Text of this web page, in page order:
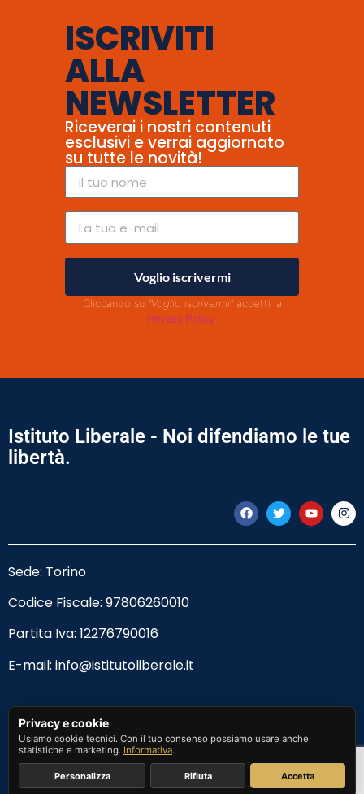
ISCRIVITI
ALLA
NEWSLETTER
Riceverai i nostri contenuti
esclusivi e verrai aggiornato
su tutte le novità!
Voglio iscrivermi
Cliccando su "Voglio iscrivermi"accetti la
Privacy Policy
Istituto Liberale - Noi difendiamo le tue
libertà.
Sede: Torino
Codice Fiscale: 97806260010
Partita Iva: 12276790016
E-mail: info@istitutoliberale.it
Privacy Policy
Privacy e cookie
Usiamo cookie tecnici. Con il tuo consenso possiamo usare anche
statistiche e marketing. Informativa.
Personalizza Rifiuta Accetta